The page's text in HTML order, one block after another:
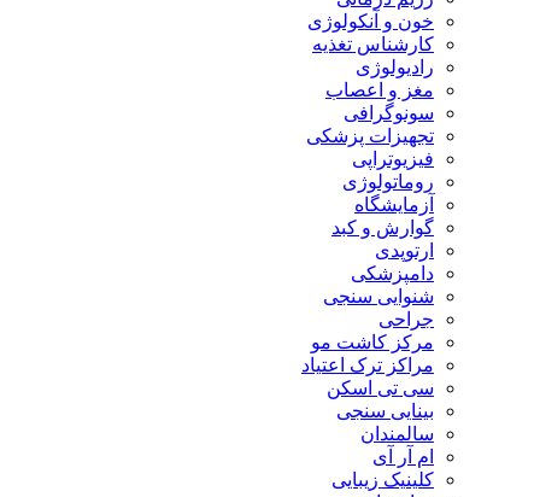
خون و آنکولوژی
کارشناس تغذیه
رادیولوژی
مغز و اعصاب
سونوگرافی
تجهیزات پزشکی
فیزیوتراپی
روماتولوژی
آزمایشگاه
گوارش و کبد
ارتوپدی
دامپزشکی
شنوایی سنجی
جراحی
مرکز کاشت مو
مراکز ترک اعتیاد
سی تی اسکن
بینایی سنجی
سالمندان
ام آر آی
کلینیک زیبایی